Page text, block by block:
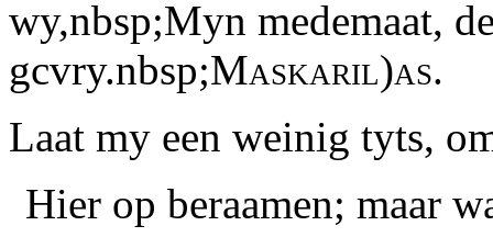
wy,nbsp;Myn medemaat,
gcvry.nbsp;Maskaril)as.
Laat my een weinig tyts,
Hier op beraamen; maar